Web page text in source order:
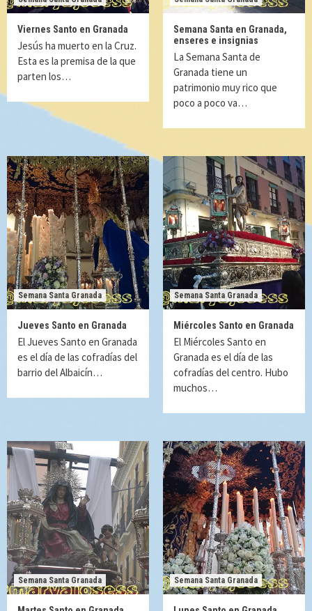
Viernes Santo en Granada
Jesús ha muerto en la Cruz.
Esta es la premisa de la que
parten los…
Semana Santa en Granada,
enseres e insignias
La Semana Santa de
Granada tiene un
patrimonio muy rico que
poco a poco va…
Semana Santa Granada
Jueves Santo en Granada
El Jueves Santo en Granada
es el día de las cofradías del
barrio del Albaicín…
Semana Santa Granada
Miércoles Santo en Granada
El Miércoles Santo en
Granada es el día de las
cofradías del centro. Hubo
muchos…
Semana Santa Granada Semana Santa Granada